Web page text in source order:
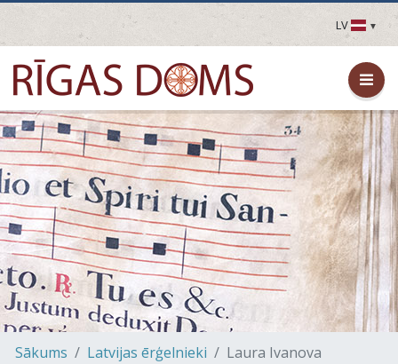
LV
LV
EN
DE
FR
UA
LT
EE
FI
Sākums Latvijas ērģelnieki Laura Ivanova